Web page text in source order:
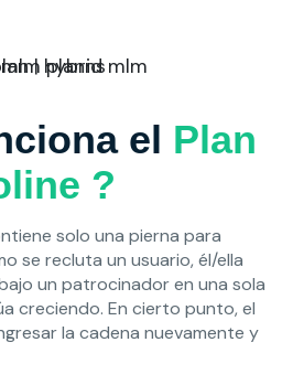
el Plan
?
solo una pierna para
se recluta un usuario, él/ella
un patrocinador en una sola
creciendo. En cierto punto, el
la cadena nuevamente y